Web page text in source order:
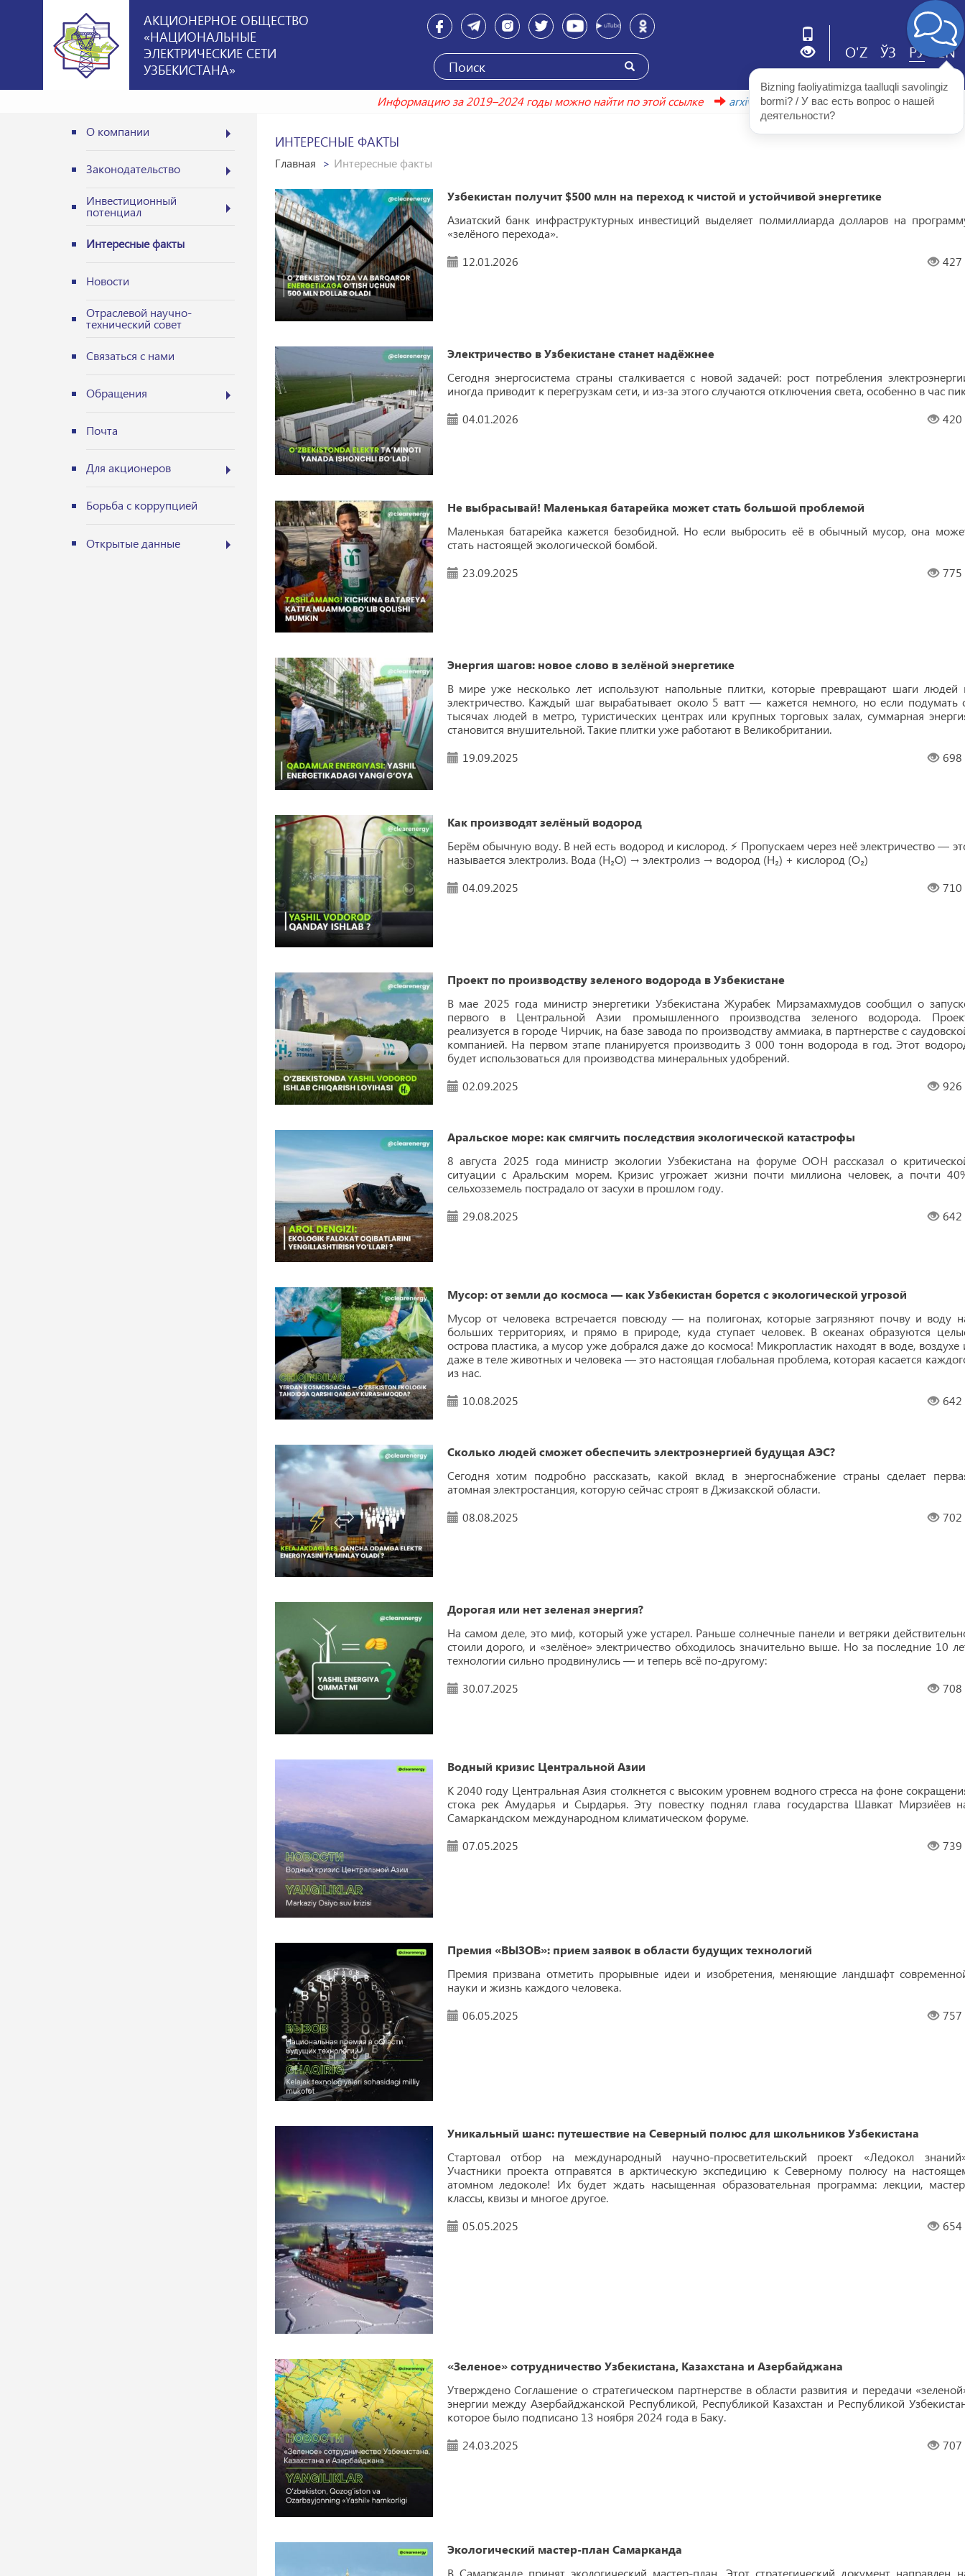
АКЦИОНЕРНОЕ ОБЩЕСТВО
«НАЦИОНАЛЬНЫЕ
ЭЛЕКТРИЧЕСКИЕ СЕТИ
УЗБЕКИСТАНА»
O'Z ЎЗ РУ EN
Информацию за 2019–2024 годы можно найти по этой ссылке
arxiv.uzbekistonmet.uz
О компании
Законодательство
Инвестиционный
потенциал
Интересные факты
Новости
Отраслевой научно-
технический совет
Связаться с нами
Обращения
Почта
Для акционеров
Борьба с коррупцией
Открытые данные
ИНТЕРЕСНЫЕ ФАКТЫ
Главная Интересные факты
Узбекистан получит $500 млн на переход к чистой и устойчивой энергетике
Азиатский банк инфраструктурных инвестиций выделяет полмиллиарда долларов на
«зелёного перехода».
12.01.2026
427
Электричество в Узбекистане станет надёжнее
Сегодня энергосистема страны сталкивается с новой задачей: рост потребления
иногда приводит к перегрузкам сети, и из-за этого случаются отключения света, особенно в час
04.01.2026
420
Не выбрасывай! Маленькая батарейка может стать большой проблемой
Маленькая батарейка кажется безобидной. Но если выбросить её в обычный мусор, она
стать настоящей экологической бомбой.
23.09.2025
775
Энергия шагов: новое слово в зелёной энергетике
В мире уже несколько лет используют напольные плитки, которые превращают шаги людей
электричество. Каждый шаг вырабатывает около 5 ватт — кажется немного, но если подумать
тысячах людей в метро, туристических центрах или крупных торговых залах, суммарная
становится внушительной. Такие плитки уже работают в Великобритании.
19.09.2025
698
Как производят зелёный водород
Берём обычную воду. В ней есть водород и кислород. ⚡️ Пропускаем через неё электричество —
называется электролиз. Вода (H₂O) → электролиз → водород (H₂) + кислород (O₂)
04.09.2025
710
Проект по производству зеленого водорода в Узбекистане
В мае 2025 года министр энергетики Узбекистана Журабек Мирзамахмудов сообщил о
первого в Центральной Азии промышленного производства зеленого водорода.
реализуется в городе Чирчик, на базе завода по производству аммиака, в партнерстве с
компанией. На первом этапе планируется производить 3 000 тонн водорода в год. Этот
будет использоваться для производства минеральных удобрений.
02.09.2025
926
Аральское море: как смягчить последствия экологической катастрофы
8 августа 2025 года министр экологии Узбекистана на форуме ООН рассказал о
ситуации с Аральским морем. Кризис угрожает жизни почти миллиона человек, а почти
сельхозземель пострадало от засухи в прошлом году.
29.08.2025
642
Мусор: от земли до космоса — как Узбекистан борется с экологической угрозой
Мусор от человека встречается повсюду — на полигонах, которые загрязняют почву и воду
больших территориях, и прямо в природе, куда ступает человек. В океанах образуются
острова пластика, а мусор уже добрался даже до космоса! Микропластик находят в воде, воздухе
даже в теле животных и человека — это настоящая глобальная проблема, которая касается
из нас.
10.08.2025
642
Сколько людей сможет обеспечить электроэнергией будущая АЭС?
Сегодня хотим подробно рассказать, какой вклад в энергоснабжение страны сделает
атомная электростанция, которую сейчас строят в Джизакской области.
08.08.2025
702
Дорогая или нет зеленая энергия?
На самом деле, это миф, который уже устарел. Раньше солнечные панели и ветряки
стоили дорого, и «зелёное» электричество обходилось значительно выше. Но за последние 10
технологии сильно продвинулись — и теперь всё по-другому:
30.07.2025
708
Водный кризис Центральной Азии
К 2040 году Центральная Азия столкнется с высоким уровнем водного стресса на фоне
стока рек Амударья и Сырдарья. Эту повестку поднял глава государства Шавкат Мирзиёев
Самаркандском международном климатическом форуме.
07.05.2025
739
Премия «ВЫЗОВ»: прием заявок в области будущих технологий
Премия призвана отметить прорывные идеи и изобретения, меняющие ландшафт
науки и жизнь каждого человека.
06.05.2025
757
Уникальный шанс: путешествие на Северный полюс для школьников Узбекистана
Стартовал отбор на международный научно-просветительский проект «Ледокол
Участники проекта отправятся в арктическую экспедицию к Северному полюсу на
атомном ледоколе! Их будет ждать насыщенная образовательная программа: лекции,
классы, квизы и многое другое.
05.05.2025
654
«Зеленое» сотрудничество Узбекистана, Казахстана и Азербайджана
Утверждено Соглашение о стратегическом партнерстве в области развития и передачи
энергии между Азербайджанской Республикой, Республикой Казахстан и Республикой
которое было подписано 13 ноября 2024 года в Баку.
24.03.2025
707
Экологический мастер-план Самарканда
В Самарканде принят экологический мастер-план. Этот стратегический документ направлен
Bizning faoliyatimizga taalluqli savolingiz
bormi? / У вас есть вопрос о нашей
деятельности?